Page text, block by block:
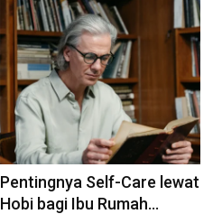
Pentingnya Self-Care lewat
Hobi bagi Ibu Rumah